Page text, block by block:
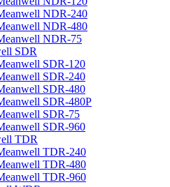
NDR-240
NDR-480
NDR-75
SDR
SDR-120
SDR-240
SDR-480
SDR-480P
SDR-75
SDR-960
TDR
TDR-240
TDR-480
TDR-960